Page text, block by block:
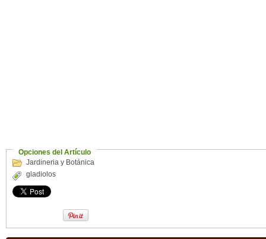
Opciones del Artículo
Jardineria y Botánica
gladiolos